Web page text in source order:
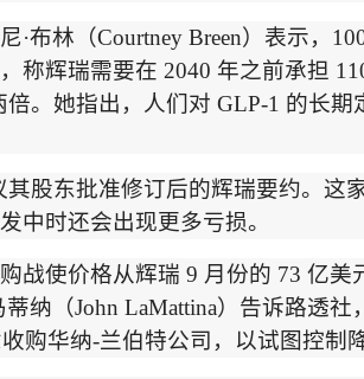
·布林 （Courtney Breen） 表示，
称辉瑞需要在 2040 年之前承担
倍。她指出，人们对 GLP-1 的长期
其股东批准修订后的辉瑞要约。这
中时还会出现更多亏损。
战使价格从辉瑞 9 月份的 73 亿美
蒂纳 （John LaMattina） 告诉路透社
购华纳-兰伯特公司，以试图控制